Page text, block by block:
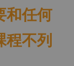
和任何
不列